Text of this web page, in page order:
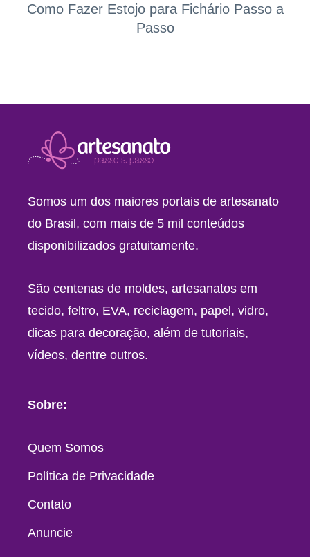
Como Fazer Estojo para Fichário Passo a
Passo
Somos um dos maiores portais de artesanato
do Brasil, com mais de 5 mil conteúdos
disponibilizados gratuitamente.
São centenas de moldes, artesanatos em
tecido, feltro, EVA, reciclagem, papel, vidro,
dicas para decoração, além de tutoriais,
vídeos, dentre outros.
Sobre:
Quem Somos
Política de Privacidade
Contato
Anuncie